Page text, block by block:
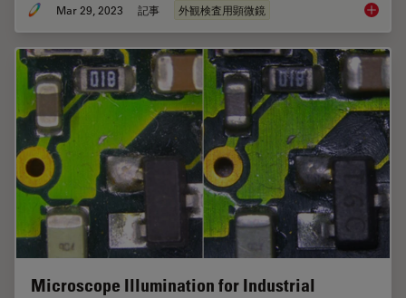
Mar 29, 2023 記事 外観検査用顕微鏡 Digital
Microscope Illumination for Industrial